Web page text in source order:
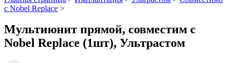
с Nobel Replace >
Мультиюнит прямой, совместим с
Nobel Replace (1шт), Ультрастом